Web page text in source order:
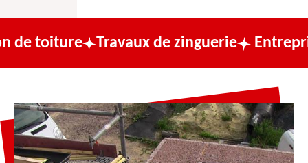
Travaux de zinguerie Entreprise de